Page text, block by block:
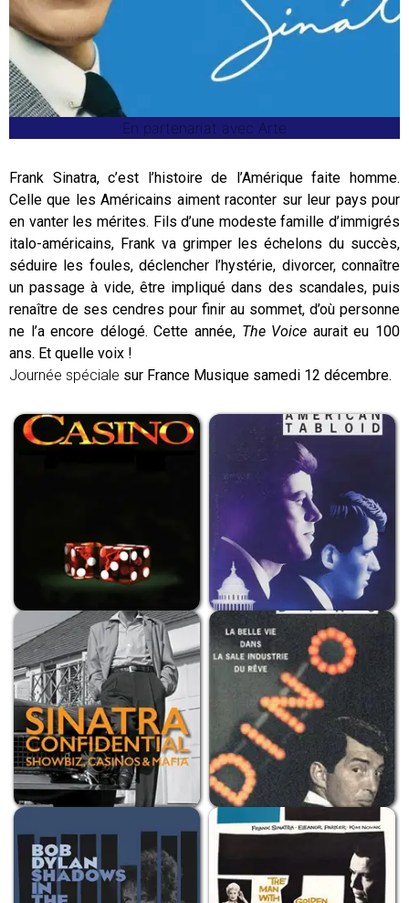
En partenariat avec Arte
Frank Sinatra, c’est l’histoire de l’Amérique faite homme.
Celle que les Américains aiment raconter sur leur pays pour
en vanter les mérites. Fils d’une modeste famille d’immigrés
italo-américains, Frank va grimper les échelons du succès,
séduire les foules, déclencher l’hystérie, divorcer, connaître
un passage à vide, être impliqué dans des scandales, puis
renaître de ses cendres pour finir au sommet, d’où personne
ne l’a encore délogé. Cette année, The Voice aurait eu 100
ans. Et quelle voix !
Journée spéciale sur France Musique samedi 12 décembre.